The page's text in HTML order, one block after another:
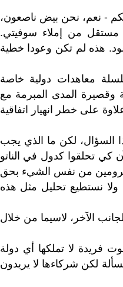
- نعم، نحن بيض ناصعون،
مستقل من إملاء سوفيتي.
هذه لم تكن وعودا خطية
معاهدات دولية خاصة
وقصيرة المدى المبرمة مع
1987، واتفاقية السماء المفتوحة المبرمة في عام 1992، علاوة على خطر انهيار اتفاقية
السؤال، لكن ما الذي يجب
كي تحلقوا كدول في الناتو
محرومين من نفس الشيء بحق
ولا نستطيع تحليل مثل هذه
الآخر، لاسيما من خلال
فريدة لا تملكها أي دولة
لكن شركاءها لا يريدون